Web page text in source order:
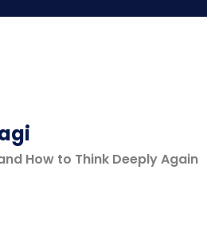
How to Think Deeply Again